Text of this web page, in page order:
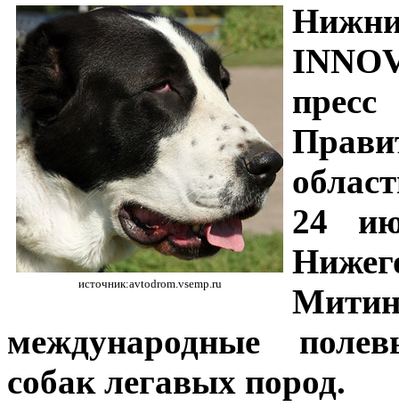
источник:avtodrom.vsemp.ru
24
международные
собак легавых пород.